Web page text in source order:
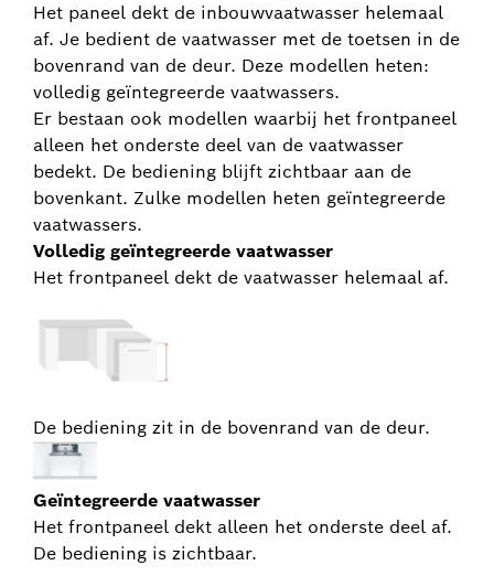
Het paneel dekt de inbouwvaatwasser helemaal
af. Je bedient de vaatwasser met de toetsen in de
bovenrand van de deur. Deze modellen heten:
volledig geïntegreerde vaatwassers.
Er bestaan ook modellen waarbij het frontpaneel
alleen het onderste deel van de vaatwasser
bedekt. De bediening blijft zichtbaar aan de
bovenkant. Zulke modellen heten geïntegreerde
vaatwassers.
Volledig geïntegreerde vaatwasser
Het frontpaneel dekt de vaatwasser helemaal af.
De bediening zit in de bovenrand van de deur.
Geïntegreerde vaatwasser
Het frontpaneel dekt alleen het onderste deel af.
De bediening is zichtbaar.